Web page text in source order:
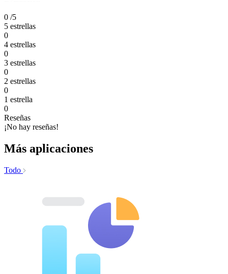
0 /5
5 estrellas
0
4 estrellas
0
3 estrellas
0
2 estrellas
0
1 estrella
0
Reseñas
¡No hay reseñas!
Más aplicaciones
Todo